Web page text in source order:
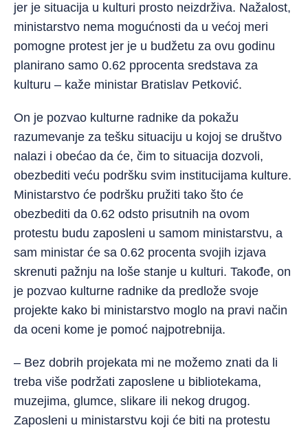
jer je situacija u kulturi prosto neizdrživa. Nažalost,
ministarstvo nema mogućnosti da u većoj meri
pomogne protest jer je u budžetu za ovu godinu
planirano samo 0.62 pprocenta sredstava za
kulturu – kaže ministar Bratislav Petković.
On je pozvao kulturne radnike da pokažu
razumevanje za tešku situaciju u kojoj se društvo
nalazi i obećao da će, čim to situacija dozvoli,
obezbediti veću podršku svim institucijama kulture.
Ministarstvo će podršku pružiti tako što će
obezbediti da 0.62 odsto prisutnih na ovom
protestu budu zaposleni u samom ministarstvu, a
sam ministar će sa 0.62 procenta svojih izjava
skrenuti pažnju na loše stanje u kulturi. Takođe, on
je pozvao kulturne radnike da predlože svoje
projekte kako bi ministarstvo moglo na pravi način
da oceni kome je pomoć najpotrebnija.
– Bez dobrih projekata mi ne možemo znati da li
treba više podržati zaposlene u bibliotekama,
muzejima, glumce, slikare ili nekog drugog.
Zaposleni u ministarstvu koji će biti na protestu